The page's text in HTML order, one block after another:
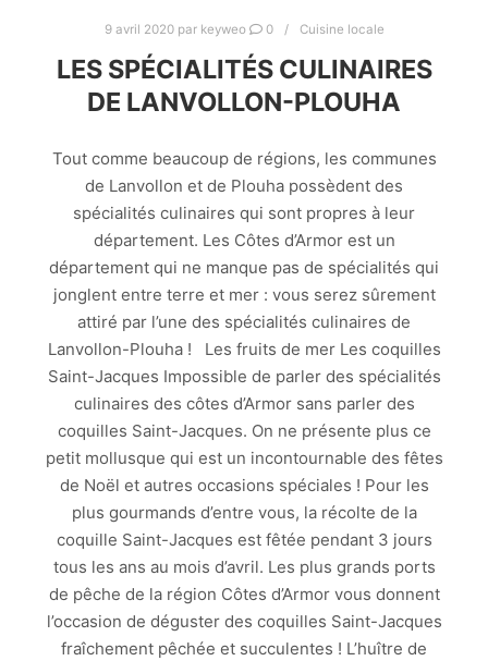
9 avril 2020par keyweo 0 Cuisine locale
LES SPÉCIALITÉS CULINAIRES
DE LANVOLLON-PLOUHA
Tout comme beaucoup de régions, les communes
de Lanvollon et de Plouha possèdent des
spécialités culinaires qui sont propres à leur
département. Les Côtes d’Armor est un
département qui ne manque pas de spécialités qui
jonglent entre terre et mer : vous serez sûrement
attiré par l’une des spécialités culinaires de
Lanvollon-Plouha ! Les fruits de mer Les coquilles
Saint-Jacques Impossible de parler des spécialités
culinaires des côtes d’Armor sans parler des
coquilles Saint-Jacques. On ne présente plus ce
petit mollusque qui est un incontournable des fêtes
de Noël et autres occasions spéciales ! Pour les
plus gourmands d’entre vous, la récolte de la
coquille Saint-Jacques est fêtée pendant 3 jours
tous les ans au mois d’avril. Les plus grands ports
de pêche de la région Côtes d’Armor vous donnent
l’occasion de déguster des coquilles Saint-Jacques
fraîchement pêchée et succulentes ! L’huître de